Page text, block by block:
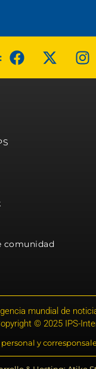
comunidad
mundial de
© 2025 IPS-
y